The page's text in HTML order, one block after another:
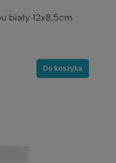
biały 12x8,5cm
Do koszyka